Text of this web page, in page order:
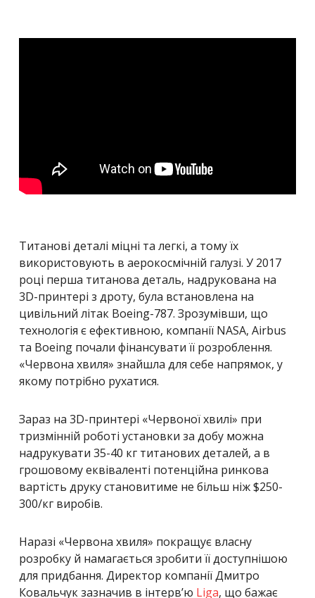
Титанові деталі міцні та легкі, а тому їх
використовують в аерокосмічній галузі. У 2017
році перша титанова деталь, надрукована на
3D-принтері з дроту, була встановлена ​​на
цивільний літак Boeing-787. Зрозумівши, що
технологія є ефективною, компанії NASA, Airbus
та Boeing почали фінансувати її розроблення.
«Червона хвиля» знайшла для себе напрямок, у
якому потрібно рухатися.
Зараз на 3D-принтері «Червоної хвилі» при
тризмінній роботі установки за добу можна
надрукувати 35-40 кг титанових деталей, а в
грошовому еквіваленті потенційна ринкова
вартість друку становитиме не більш ніж $250-
300/кг виробів.
Наразі «Червона хвиля» покращує власну
розробку й намагається зробити її доступнішою
для придбання. Директор компанії Дмитро
Ковальчук зазначив в інтерв’ю Liga, що бажає